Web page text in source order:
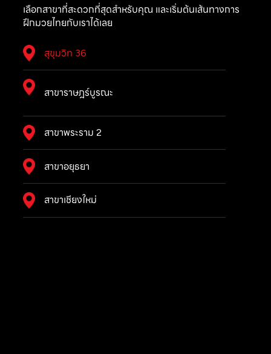
เลือกสาขาที่สะดวกที่สุดสำหรับคุณ และเริ่มต้นเส้นทางการ
ฝึกมวยไทยกับเราได้เลย
สุขุมวิท 36
สาขาราษฎร์บูรณะ
สาขาพระราม 2
สาขาอยุธยา
สาขาเชียงใหม่